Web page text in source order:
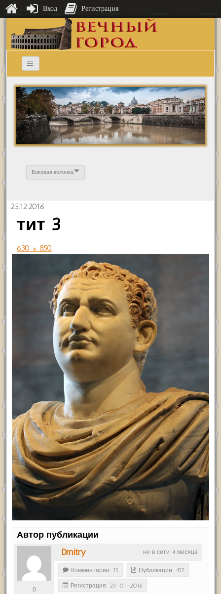
Боковая колонка
25.12.2016
тит 3
630 × 850
Автор публикации
не в сети 4 месяца
Dmitry
0
Комментарии: 15 Публикации: 432
Регистрация: 23-01-2016
Вход Регистрация